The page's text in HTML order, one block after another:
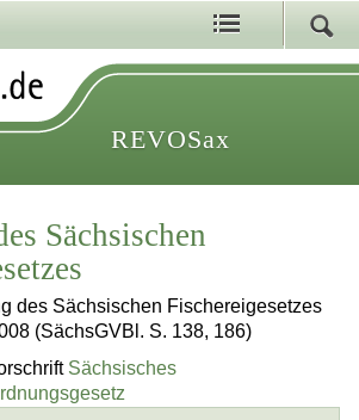
REVOSax
Sächsischen
des Sächsischen Fischereigesetzes
(SächsGVBl. S. 138, 186)
Sächsisches